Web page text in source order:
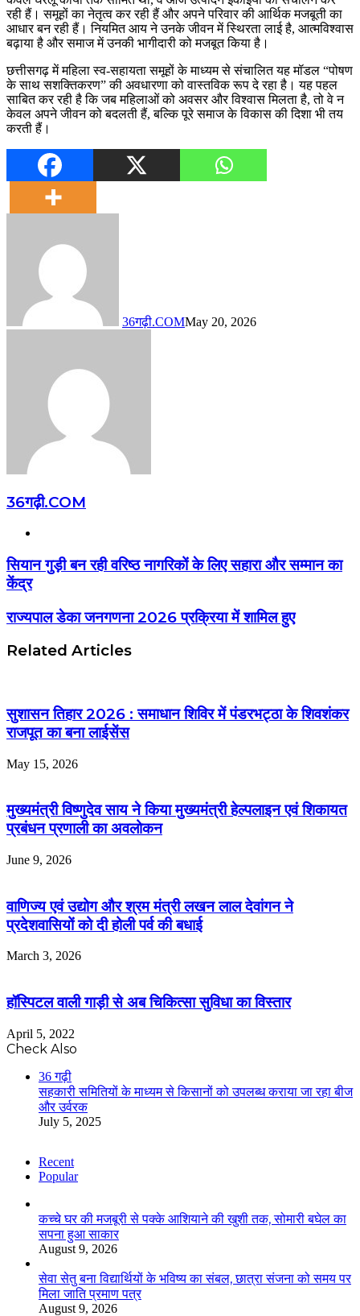
रही हैं। समूहों का नेतृत्व कर रही हैं और अपने परिवार की आर्थिक मजबूती का
आधार बन रही हैं। नियमित आय ने उनके जीवन में स्थिरता लाई है, आत्मविश्वास
बढ़ाया है और समाज में उनकी भागीदारी को मजबूत किया है।
छत्तीसगढ़ में महिला स्व-सहायता समूहों के माध्यम से संचालित यह मॉडल “पोषण
के साथ सशक्तिकरण” की अवधारणा को वास्तविक रूप दे रहा है। यह पहल
साबित कर रही है कि जब महिलाओं को अवसर और विश्वास मिलता है, तो वे न
केवल अपने जीवन को बदलती हैं, बल्कि पूरे समाज के विकास की दिशा भी तय
करती हैं।
36गढ़ी.COMMay 20, 2026
36गढ़ी.COM
सियान गुड़ी बन रही वरिष्ठ नागरिकों के लिए सहारा और सम्मान का
केंद्र
राज्यपाल डेका जनगणना 2026 प्रक्रिया में शामिल हुए
Related Articles
सुशासन तिहार 2026 : समाधान शिविर में पंडरभट्ठा के शिवशंकर
राजपूत का बना लाईसेंस
May 15, 2026
मुख्यमंत्री विष्णुदेव साय ने किया मुख्यमंत्री हेल्पलाइन एवं शिकायत
प्रबंधन प्रणाली का अवलोकन
June 9, 2026
वाणिज्य एवं उद्योग और श्रम मंत्री लखन लाल देवांगन ने
प्रदेशवासियों को दी होली पर्व की बधाई
March 3, 2026
हॉस्पिटल वाली गाड़ी से अब चिकित्सा सुविधा का विस्तार
April 5, 2022
Check Also
36 गढ़ी
सहकारी समितियों के माध्यम से किसानों को उपलब्ध कराया जा रहा बीज
और उर्वरक
July 5, 2025
Recent
Popular
कच्चे घर की मजबूरी से पक्के आशियाने की खुशी तक, सोमारी बघेल का
सपना हुआ साकार
August 9, 2026
सेवा सेतु बना विद्यार्थियों के भविष्य का संबल, छात्रा संजना को समय पर
मिला जाति प्रमाण पत्र
August 9, 2026